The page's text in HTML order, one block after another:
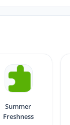
Summer
Freshness